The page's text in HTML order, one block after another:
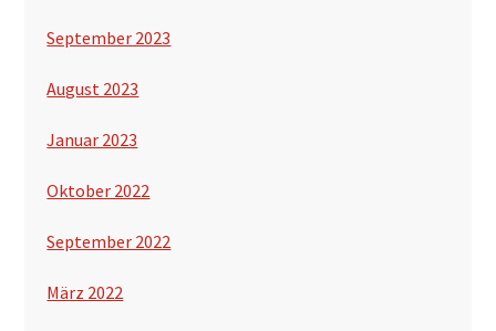
September 2023
August 2023
Januar 2023
Oktober 2022
September 2022
März 2022